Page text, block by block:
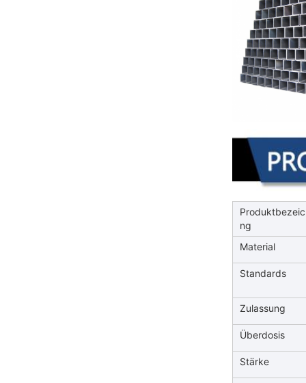
ng
Material
Standards
Zulassung
Überdosis
Stärke